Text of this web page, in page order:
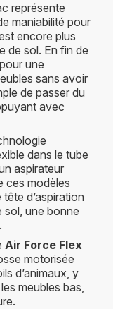
représente
maniabilité pour
encore plus
de sol. En fin de
une
sans avoir
de passer du
avec
dans le tube
aspirateur
ces modèles
d’aspiration
sol, une bonne
Air Force Flex
motorisée
d’animaux, y
meubles bas,